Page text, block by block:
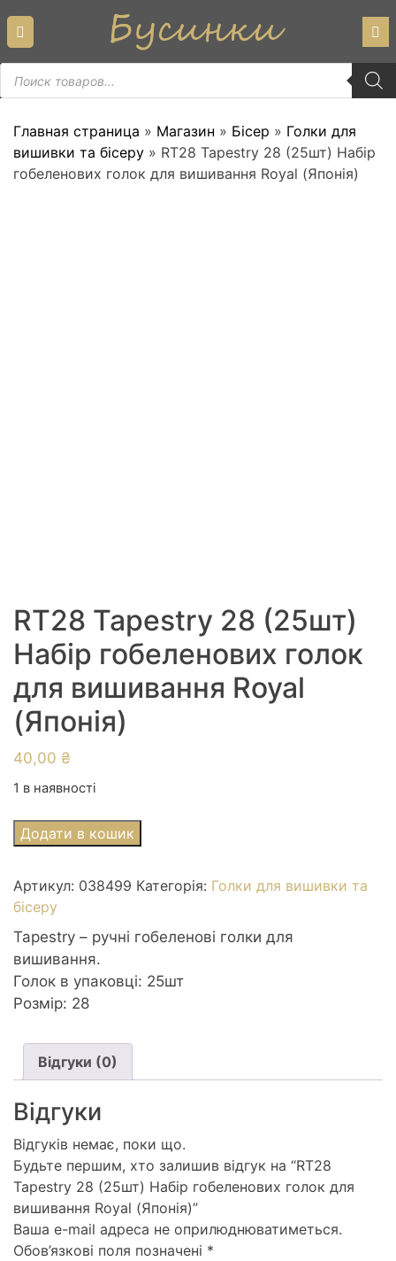
content
Пошук
товарів
Главная страница » Магазин » Бісер » Голки для
вишивки та бісеру » RT28 Tapestry 28 (25шт) Набір
гобеленових голок для вишивання Royal (Японія)
RT28 Tapestry 28 (25шт)
Набір гобеленових голок
для вишивання Royal
(Японія)
40,00 ₴
1 в наявності
RT28
Tapestry
(25шт)
Набір
гобеленових
голок
для
вишивання
(Японія)
кількість
Додати в кошик
Артикул: 038499 Категорія: Голки для вишивки та
бісеру
Tapestry – ручні гобеленові голки для
вишивання.
Голок в упаковці: 25шт
Розмір: 28
Відгуки (0)
Відгуки
Відгуків немає, поки що.
Будьте першим, хто залишив відгук на “RT28
Tapestry 28 (25шт) Набір гобеленових голок для
вишивання Royal (Японія)”
Ваша e-mail адреса не оприлюднюватиметься.
Обов’язкові поля позначені *